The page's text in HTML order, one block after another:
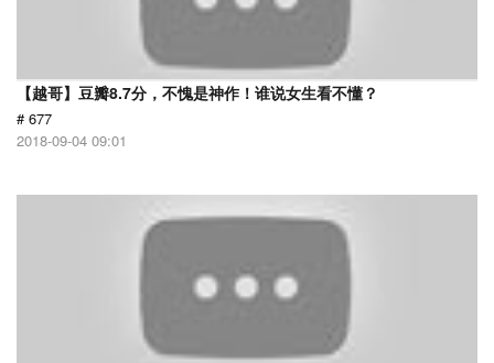
【越哥】豆瓣8.7分，不愧是神作！谁说女生看不懂？
# 677
2018-09-04 09:01